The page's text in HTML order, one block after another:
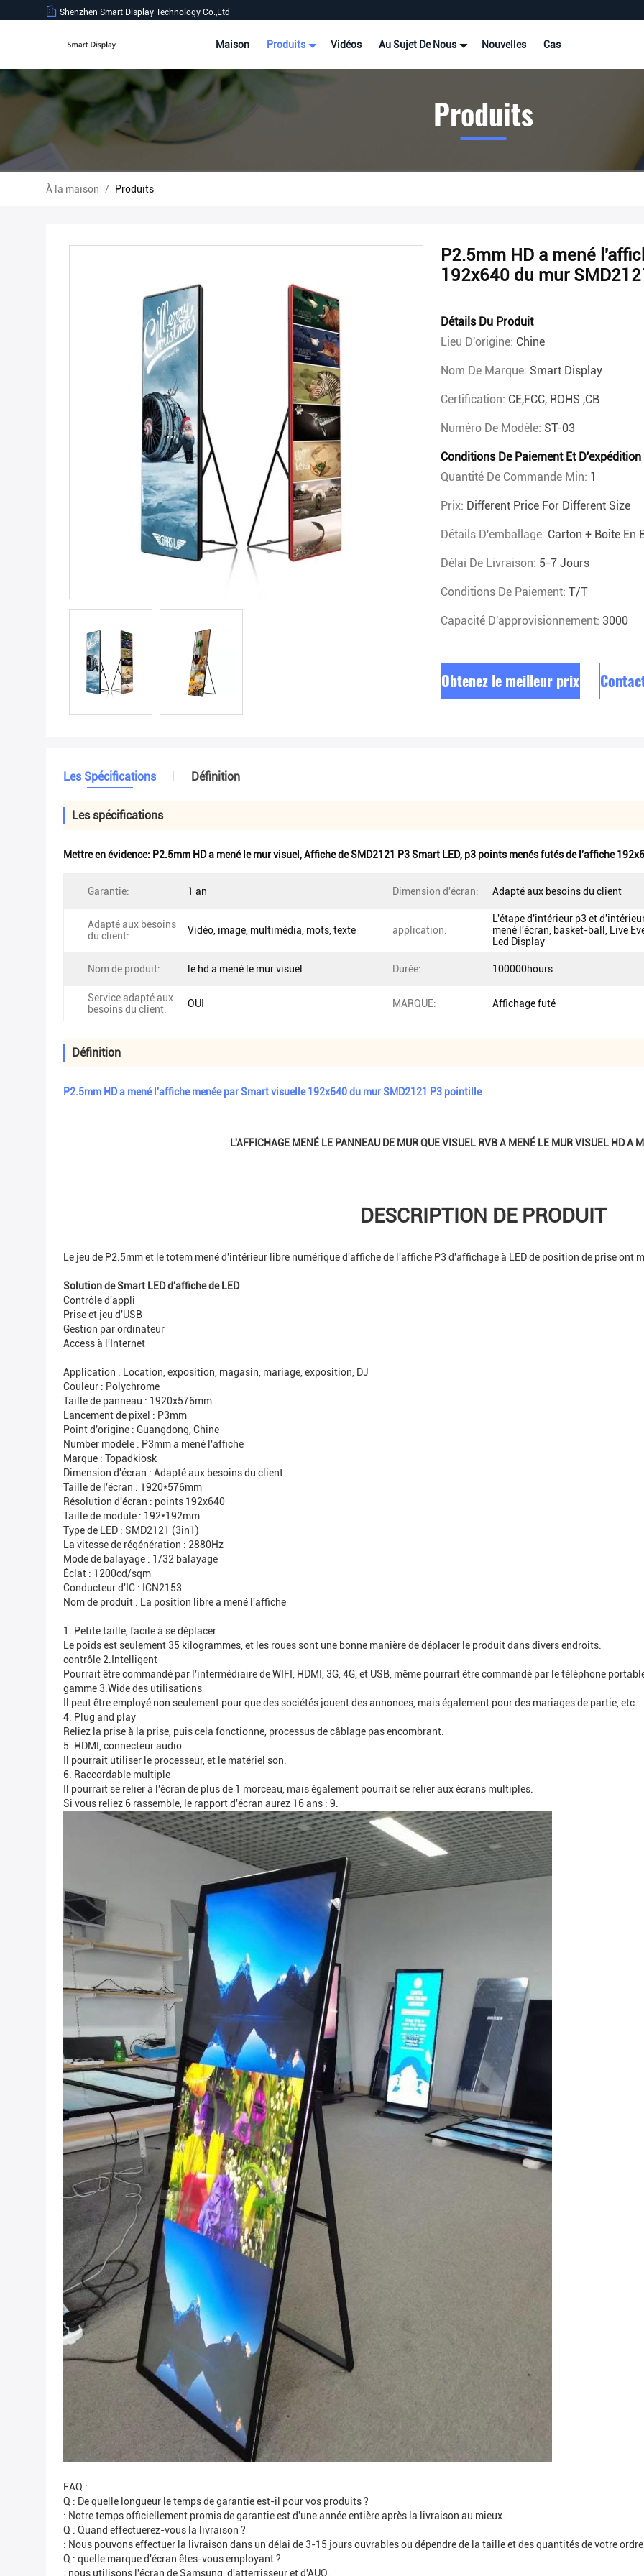
Shenzhen Smart Display Technology Co.,Ltd
Maison Produits Vidéos Au Sujet De Nous Nouvelles Cas
Produits
À la maison / Produits
P2.5mm HD a mené
192x640 du mur
Détails Du Produit
Lieu D'origine: Chine
Nom De Marque: Smart Display
Certification: CE,FCC, ROHS ,CB
Numéro De Modèle: ST-03
Conditions De Paiement Et D'expédition
Quantité De Commande Min: 1
Prix: Different Price For Different Size
Détails D'emballage: Carton + Boîte En
Délai De Livraison: 5-7 Jours
Conditions De Paiement: T/T
Capacité D'approvisionnement: 3000
Obtenez le meilleur prix
Les Spécifications Définition
Les spécifications
Mettre en évidence: P2.5mm HD a mené le mur visuel,Affiche de SMD2121 P3 Smart LED, p3 points menés futés de l'affiche
Garantie: 1 an Dimension d'écran: Adapté aux besoins du client
Adapté aux besoins
du client:
Vidéo, image, multimédia, mots, texte application:
L'étape d'intérieur p3 et
mené l'écran, basket-ball, Live
Led Display
Nom de produit: le hd a mené le mur visuel Durée: 100000hours
Service adapté aux
besoins du client:
OUI MARQUE: Affichage futé
Définition
P2.5mm HD a mené l'affiche menée par Smart visuelle 192x640 du mur SMD2121 P3 pointille
L'AFFICHAGE MENÉ LE PANNEAU DE MUR QUE VISUEL RVB A MENÉ LE MUR VISUEL HD A
DESCRIPTION DE PRODUIT
Le jeu de P2.5mm et le totem mené d'intérieur libre numérique d'affiche de l'affiche P3 d'affichage à LED de position de prise ont
Solution de Smart LED d'affiche de LED
Contrôle d'appli
Prise et jeu d'USB
Gestion par ordinateur
Access à l'Internet
Application : Location, exposition, magasin, mariage, exposition, DJ
Couleur : Polychrome
Taille de panneau : 1920x576mm
Lancement de pixel : P3mm
Point d'origine : Guangdong, Chine
Number modèle : P3mm a mené l'affiche
Marque : Topadkiosk
Dimension d'écran : Adapté aux besoins du client
Taille de l'écran : 1920*576mm
Résolution d'écran : points 192x640
Taille de module : 192*192mm
Type de LED : SMD2121 (3in1)
La vitesse de régénération : 2880Hz
Mode de balayage : 1/32 balayage
Éclat : 1200cd/sqm
Conducteur d'IC : ICN2153
Nom de produit : La position libre a mené l'affiche
1. Petite taille, facile à se déplacer
Le poids est seulement 35 kilogrammes, et les roues sont une bonne manière de déplacer le produit dans divers endroits.
contrôle 2.Intelligent
Pourrait être commandé par l'intermédiaire de WIFI, HDMI, 3G, 4G, et USB, même pourrait être commandé par le téléphone
gamme 3.Wide des utilisations
Il peut être employé non seulement pour que des sociétés jouent des annonces, mais également pour des mariages de partie, etc.
4. Plug and play
Reliez la prise à la prise, puis cela fonctionne, processus de câblage pas encombrant.
5. HDMI, connecteur audio
Il pourrait utiliser le processeur, et le matériel son.
6. Raccordable multiple
Il pourrait se relier à l'écran de plus de 1 morceau, mais également pourrait se relier aux écrans multiples.
Si vous reliez 6 rassemble, le rapport d'écran aurez 16 ans : 9.
FAQ :
Q : De quelle longueur le temps de garantie est-il pour vos produits ?
: Notre temps officiellement promis de garantie est d'une année entière après la livraison au mieux.
Q : Quand effectuerez-vous la livraison ?
: Nous pouvons effectuer la livraison dans un délai de 3-15 jours ouvrables ou dépendre de la taille et des quantités de votre
Q : quelle marque d'écran êtes-vous employant ?
: nous utilisons l'écran de Samsung, d'atterrisseur et d'AUO.